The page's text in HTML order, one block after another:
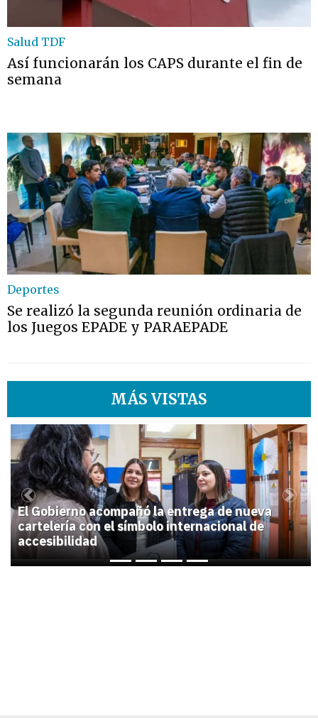
Salud TDF
Así funcionarán los CAPS durante el fin de
semana
Deportes
Se realizó la segunda reunión ordinaria de
los Juegos EPADE y PARAEPADE
MÁS VISTAS
1
El Gobierno acompañó la entrega de nueva
cartelería con el símbolo internacional de
accesibilidad
Previous Next